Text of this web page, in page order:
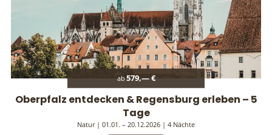
ab579,— €
Oberpfalz entdecken & Regensburg erleben – 5
Tage
Natur | 01.01. – 20.12.2026 | 4 Nächte